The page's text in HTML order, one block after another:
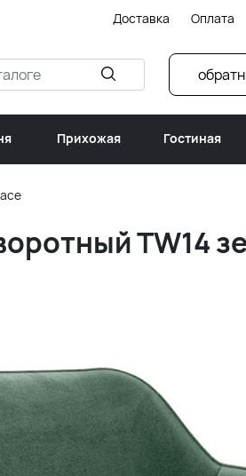
Доставка Оплата
Прихожая Гостиная
TW14